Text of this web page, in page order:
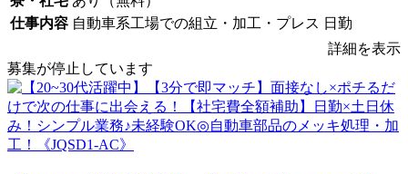
仕事内容 自動車系工場での組立・加工・プレス 日勤
詳細を表示
募集が停止しています